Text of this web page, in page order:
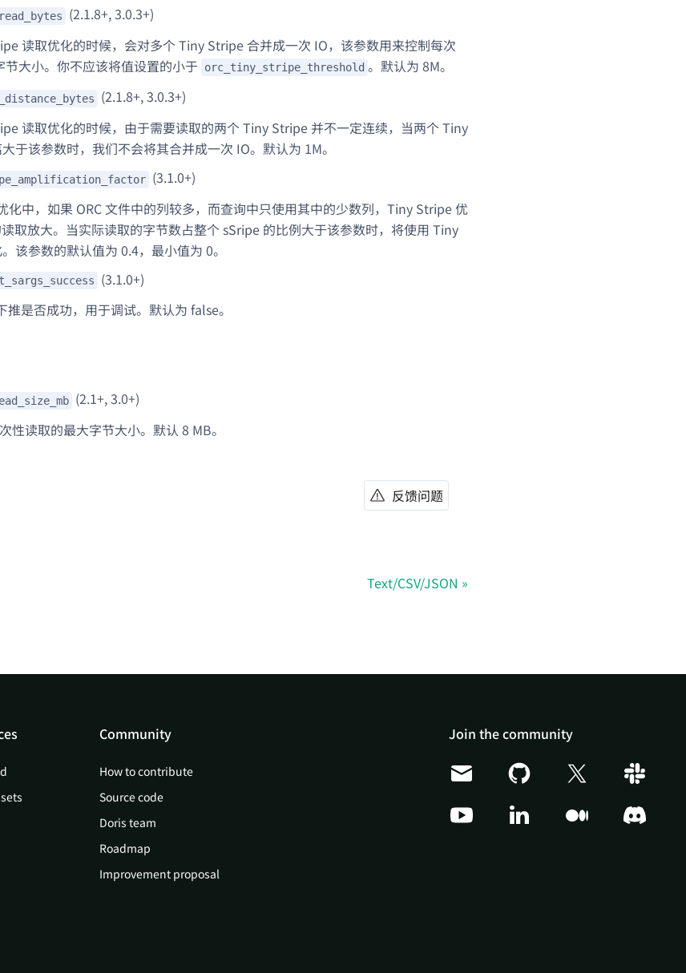
(2.1.8+, 3.0.3+)
读取优化的时候，会对多个 Tiny Stripe 合并成一次 IO，该参数用来控制每次
节大小。你不应该将值设置的小于 orc_tiny_stripe_threshold 。默认为 8M。
(2.1.8+, 3.0.3+)
读取优化的时候，由于需要读取的两个 Tiny Stripe 并不一定连续，当两个 Tiny
于该参数时，我们不会将其合并成一次 IO。默认为 1M。
(3.1.0+)
化中，如果 ORC 文件中的列较多，而查询中只使用其中的少数列，Tiny Stripe 优
取放大。当实际读取的字节数占整个 sSripe 的比例大于该参数时，将使用 Tiny
该参数的默认值为 0.4，最小值为 0。
(3.1.0+)
推是否成功，用于调试。默认为 false。
(2.1+, 3.0+)
性读取的最大字节大小。默认 8 MB。
反馈问题
Text/CSV/JSON
Community
How to contribute
Source code
Doris team
Roadmap
Improvement proposal
Join the community
Doris Summit 26